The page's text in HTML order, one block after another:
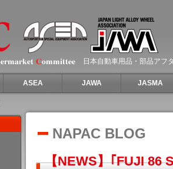
日本自動車用品・部品アフ
ASEA JAWA JASMA
NAPAC BLOG
【NEWS】｢FUJI 86